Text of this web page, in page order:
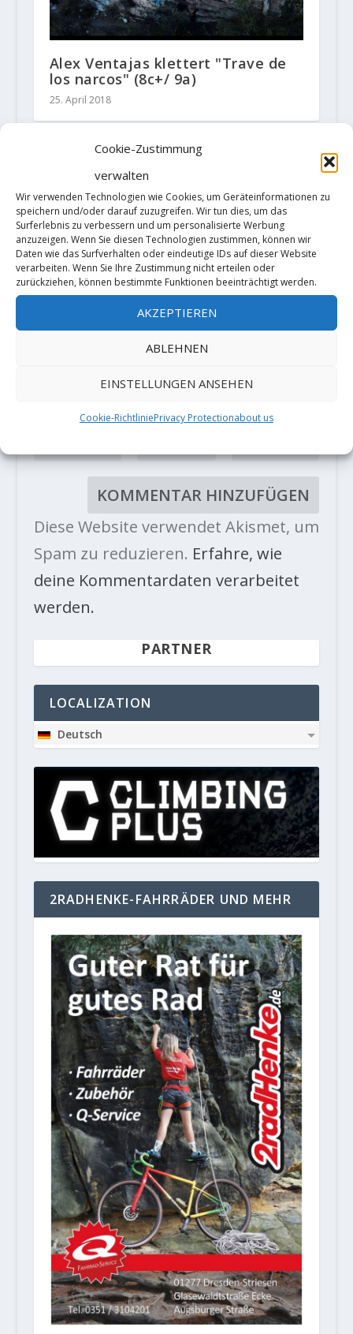
Cookie-Zustimmung
verwalten
Wir verwenden Technologien wie Cookies, um Geräteinformationen zu
speichern und/oder darauf zuzugreifen. Wir tun dies, um das
Surferlebnis zu verbessern und um personalisierte Werbung
anzuzeigen. Wenn Sie diesen Technologien zustimmen, können wir
Daten wie das Surfverhalten oder eindeutige IDs auf dieser Website
verarbeiten. Wenn Sie Ihre Zustimmung nicht erteilen oder
zurückziehen, können bestimmte Funktionen beeinträchtigt werden.
AKZEPTIEREN
ABLEHNEN
EINSTELLUNGEN ANSEHEN
Cookie-RichtliniePrivacy Protectionabout us
Alex Ventajas klettert "Trave de
los narcos" (8c+/ 9a)
25. April 2018
HINTERLASSE EINE ANTWORT
Deine E-Mail-Adresse wird nicht
veröffentlicht. Erforderliche Felder
sind mit*markiert
Diese Website verwendet Akismet, um
Spam zu reduzieren. Erfahre, wie
deine Kommentardaten verarbeitet
werden.
PARTNER
LOCALIZATION
Deutsch
2RADHENKE-FAHRRÄDER UND MEHR